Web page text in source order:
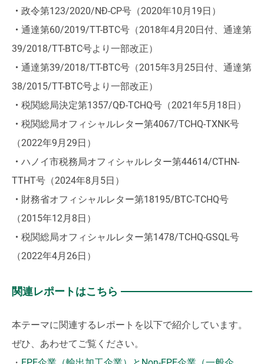
・ 政令第123/2020/NĐ-CP号（2020年10月19日）
・ 通達第60/2019/TT-BTC号（2018年4月20日付、通達第
39/2018/TT-BTC号より一部改正）
・ 通達第39/2018/TT-BTC号（2015年3月25日付、通達第
38/2015/TT-BTC号より一部改正）
・ 税関総局決定第1357/QĐ-TCHQ号（2021年5月18日）
・ 税関総局オフィシャルレター第4067/TCHQ-TXNK号
（2022年9月29日）
・ ハノイ市税務局オフィシャルレター第44614/CTHN-
TTHT号（2024年8月5日）
・ 財務省オフィシャルレター第18195/BTC-TCHQ号
（2015年12月8日）
・ 税関総局オフィシャルレター第1478/TCHQ-GSQL号
（2022年4月26日）
関連レポートはこちら
本テーマに関連するレポートを以下で紹介しています。
ぜひ、あわせてご覧ください。